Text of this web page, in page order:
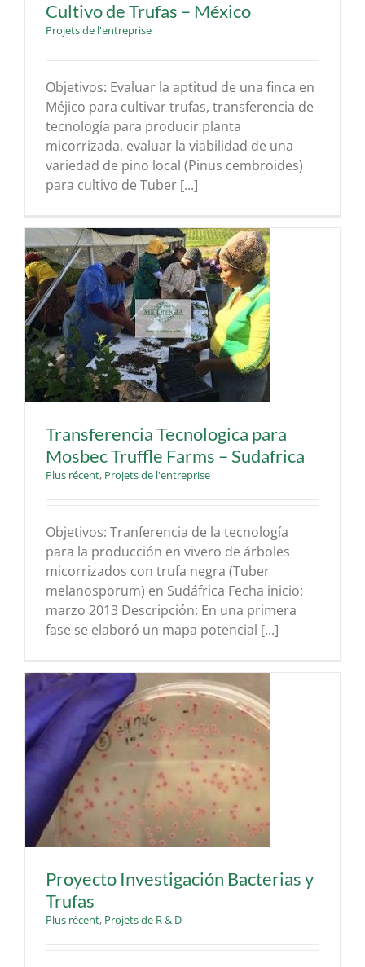
Cultivo de Trufas – México
Projets de l'entreprise
Objetivos: Evaluar la aptitud de una finca en
Méjico para cultivar trufas, transferencia de
tecnología para producir planta
micorrizada, evaluar la viabilidad de una
variedad de pino local (Pinus cembroides)
para cultivo de Tuber [...]
Transferencia Tecnologica para
Mosbec Truffle Farms – Sudafrica
Plus récent, Projets de l'entreprise
Objetivos: Tranferencia de la tecnología
para la producción en vivero de árboles
micorrizados con trufa negra (Tuber
melanosporum) en Sudáfrica Fecha inicio:
marzo 2013 Descripción: En una primera
fase se elaboró un mapa potencial [...]
Proyecto Investigación Bacterias y
Trufas
Plus récent, Projets de R & D